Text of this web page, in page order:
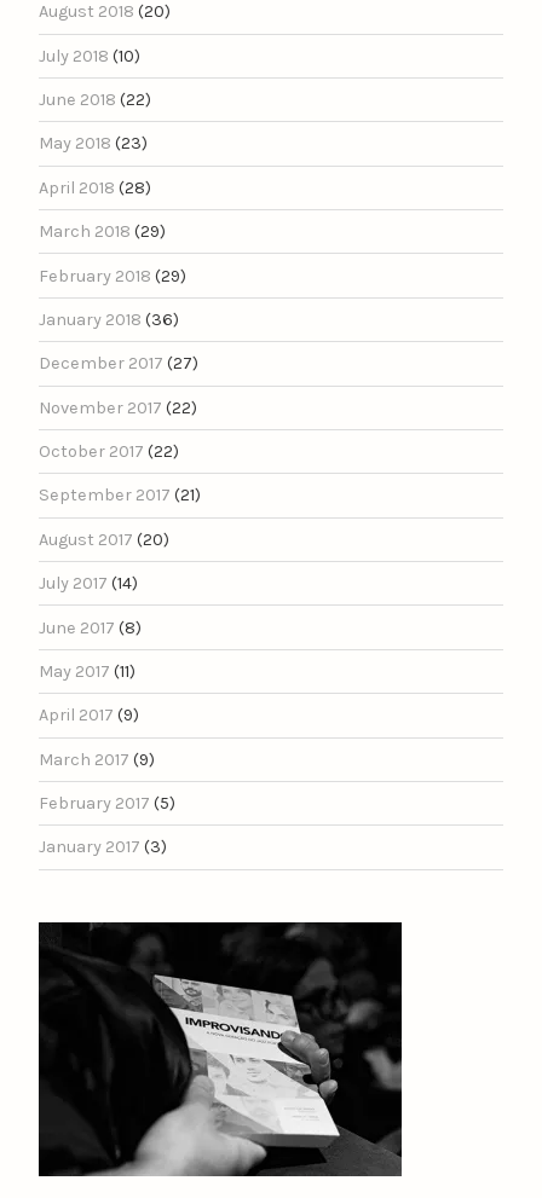
August 2018 (20)
July 2018 (10)
June 2018 (22)
May 2018 (23)
April 2018 (28)
March 2018 (29)
February 2018 (29)
January 2018 (36)
December 2017 (27)
November 2017 (22)
October 2017 (22)
September 2017 (21)
August 2017 (20)
July 2017 (14)
June 2017 (8)
May 2017 (11)
April 2017 (9)
March 2017 (9)
February 2017 (5)
January 2017 (3)